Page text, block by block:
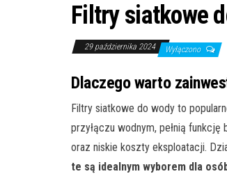
Filtry siatkowe
29 października 2024 Wyłączono
Dlaczego warto
Filtry siatkowe do wody to
przyłączu wodnym, pełnią
oraz niskie koszty eksploatacji.
te są idealnym wyborem dla